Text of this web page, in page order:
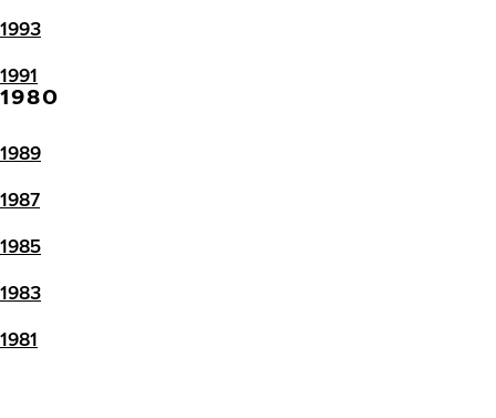
1993
1991
1980
1989
1987
1985
1983
1981